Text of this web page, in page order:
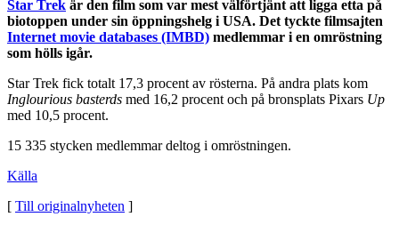
Star Trek är den film som var mest välförtjänt att ligga etta på
biotoppen under sin öppningshelg i USA. Det tyckte filmsajten
Internet movie databases (IMBD) medlemmar i en omröstning
som hölls igår.
Star Trek fick totalt 17,3 procent av rösterna. På andra plats kom
Inglourious basterds med 16,2 procent och på bronsplats Pixars Up
med 10,5 procent.
15 335 stycken medlemmar deltog i omröstningen.
Källa
[ Till originalnyheten ]